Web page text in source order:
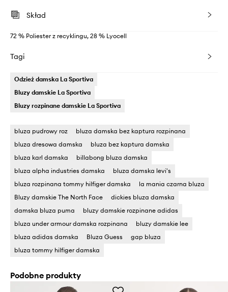
Skład
72 % Poliester z recyklingu, 28 % Lyocell
Tagi
Odzież damska La Sportiva
Bluzy damskie La Sportiva
Bluzy rozpinane damskie La Sportiva
bluza pudrowy roz
bluza damska bez kaptura rozpinana
bluza dresowa damska
bluza bez kaptura damska
bluza karl damska
billabong bluza damska
bluza alpha industries damska
bluza damska levi's
bluza rozpinana tommy hilfiger damska
la mania czarna bluza
Bluzy damskie The North Face
dickies bluza damska
damska bluza puma
bluzy damskie rozpinane adidas
bluza under armour damska rozpinana
bluzy damskie lee
bluza adidas damska
Bluza Guess
gap bluza
bluza tommy hilfiger damska
Podobne produkty